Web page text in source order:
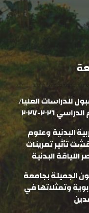
للدراسات العليا/
٢٠٢٦-٢٠٢٧
البدنية وعلوم
تأثير تمرينات
الجميلة بجامعة
وتمثلاتها في